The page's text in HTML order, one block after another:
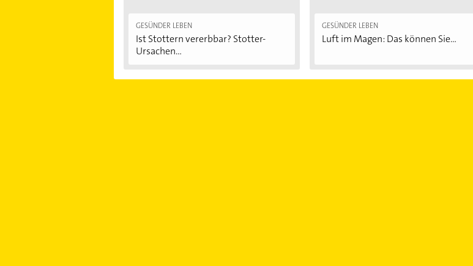
GESÜNDER LEBEN
Ist Stottern vererbbar? Stotter-
Ursachen...
GESÜNDER LEBEN
Luft im Magen: Das können Sie...